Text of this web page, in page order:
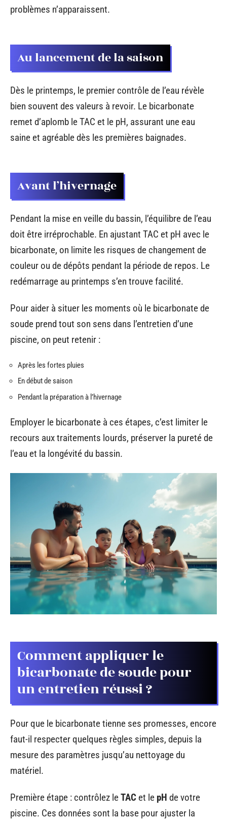
problèmes n’apparaissent.
Au lancement de la saison
Dès le printemps, le premier contrôle de l’eau révèle
bien souvent des valeurs à revoir. Le bicarbonate
remet d’aplomb le TAC et le pH, assurant une eau
saine et agréable dès les premières baignades.
Avant l’hivernage
Pendant la mise en veille du bassin, l’équilibre de l’eau
doit être irréprochable. En ajustant TAC et pH avec le
bicarbonate, on limite les risques de changement de
couleur ou de dépôts pendant la période de repos. Le
redémarrage au printemps s’en trouve facilité.
Pour aider à situer les moments où le bicarbonate de
soude prend tout son sens dans l’entretien d’une
piscine, on peut retenir :
Après les fortes pluies
En début de saison
Pendant la préparation à l’hivernage
Employer le bicarbonate à ces étapes, c’est limiter le
recours aux traitements lourds, préserver la pureté de
l’eau et la longévité du bassin.
Comment appliquer le
bicarbonate de soude pour
un entretien réussi ?
Pour que le bicarbonate tienne ses promesses, encore
faut-il respecter quelques règles simples, depuis la
mesure des paramètres jusqu’au nettoyage du
matériel.
Première étape : contrôlez leTAC et le pH de votre
piscine. Ces données sont la base pour ajuster la